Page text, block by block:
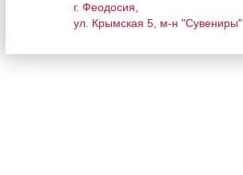
г. Феодосия,
ул. Крымская 5, м-н "Сувениры"